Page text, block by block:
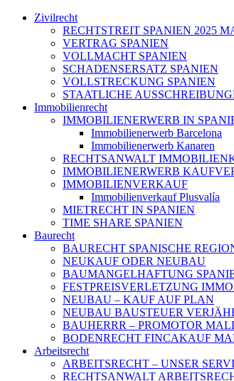
Zivilrecht
RECHTSTREIT SPANIEN 2025
VERTRAG SPANIEN
VOLLMACHT SPANIEN
SCHADENSERSATZ SPANIEN
VOLLSTRECKUNG SPANIEN
STAATLICHE
Immobilienrecht
IMMOBILIENERWERB IN
Immobilienerwerb Barcelona
Immobilienerwerb Kanaren
RECHTSANWALT
IMMOBILIENERWERB
IMMOBILIENVERKAUF
Immobilienverkauf Plusvalía
MIETRECHT IN SPANIEN
TIME SHARE SPANIEN
Baurecht
BAURECHT SPANISCHE
NEUKAUF ODER NEUBAU
BAUMANGELHAFTUNG
FESTPREISVERLETZUNG
NEUBAU – KAUF AUF PLAN
NEUBAU BAUSTEUER
BAUHERRR – PROMOTOR
BODENRECHT FINCAKAUF
Arbeitsrecht
ARBEITSRECHT – UNSER
RECHTSANWALT